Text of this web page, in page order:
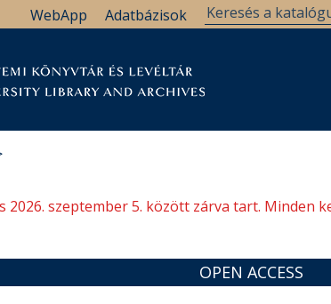
Adatbázisok
WebApp
2026. szeptember 5. között zárva tart. Minden
OPEN ACCESS